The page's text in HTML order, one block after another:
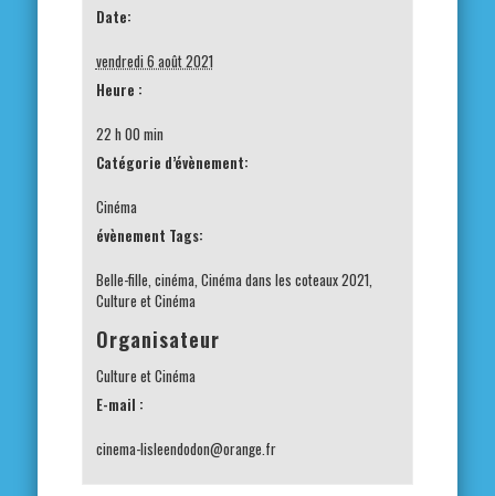
Date:
vendredi 6 août 2021
Heure :
22 h 00 min
Catégorie d’évènement:
Cinéma
évènement Tags:
Belle-fille cinéma Cinéma dans les coteaux 2021
Culture et Cinéma
Organisateur
Culture et Cinéma
E-mail :
cinema-lisleendodon@orange.fr